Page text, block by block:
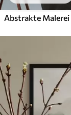
Abstrakte